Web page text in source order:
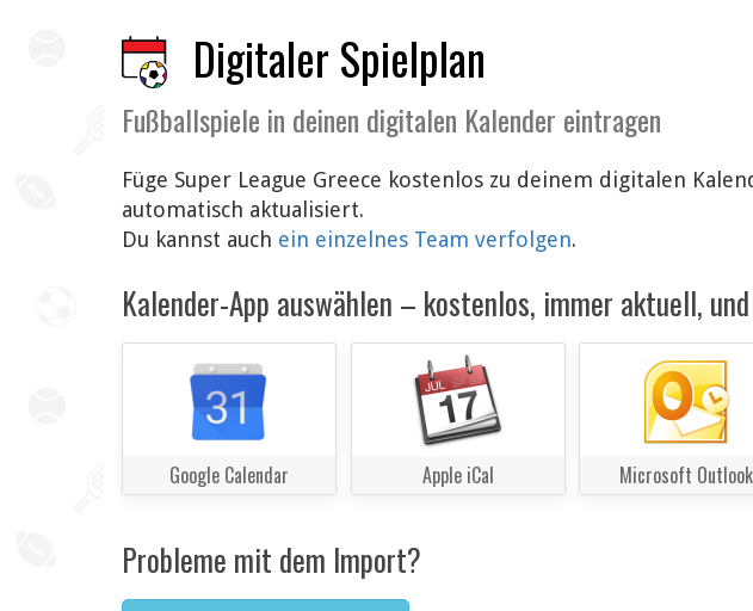
Digitaler Spielplan
Fußballspiele in deinen digitalen Kalender eintragen
Füge Super League Greece kostenlos zu deinem digitalen
automatisch aktualisiert.
Du kannst auch ein einzelnes Team verfolgen.
Kalender-App auswählen – kostenlos, immer aktuell,
Google Calendar Apple iCal Microsoft Outlook
Probleme mit dem Import?